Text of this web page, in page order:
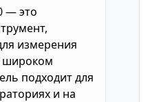
— это
измерения
широком
подходит для
и на